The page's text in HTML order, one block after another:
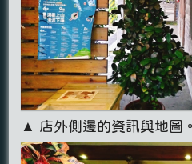
▲ 店外側邊的資訊與地圖。